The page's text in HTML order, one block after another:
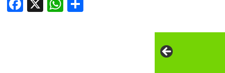
Facebook
X WhatsApp